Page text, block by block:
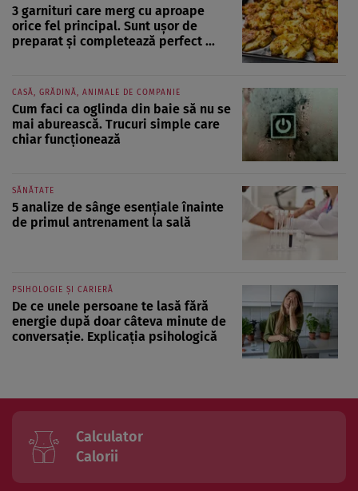
3 garnituri care merg cu aproape
orice fel principal. Sunt ușor de
preparat și completează perfect ...
CASĂ, GRĂDINĂ, ANIMALE DE COMPANIE
Cum faci ca oglinda din baie să nu se
mai aburească. Trucuri simple care
chiar funcționează
SĂNĂTATE
5 analize de sânge esențiale înainte
de primul antrenament la sală
PSIHOLOGIE ȘI CARIERĂ
De ce unele persoane te lasă fără
energie după doar câteva minute de
conversație. Explicația psihologică
Calculator
Calorii